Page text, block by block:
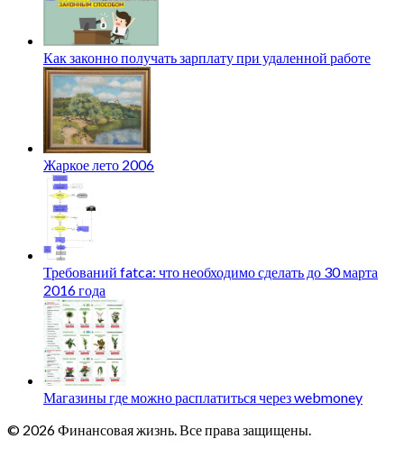
Как законно получать зарплату при удаленной работе
Жаркое лето 2006
Требований fatca: что необходимо сделать до 30 марта
2016 года
Магазины где можно расплатиться через webmoney
© 2026 Финансовая жизнь. Все права защищены.